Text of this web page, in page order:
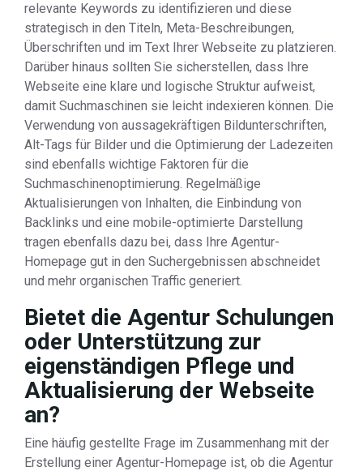
relevante Keywords zu identifizieren und diese
strategisch in den Titeln, Meta-Beschreibungen,
Überschriften und im Text Ihrer Webseite zu platzieren.
Darüber hinaus sollten Sie sicherstellen, dass Ihre
Webseite eine klare und logische Struktur aufweist,
damit Suchmaschinen sie leicht indexieren können. Die
Verwendung von aussagekräftigen Bildunterschriften,
Alt-Tags für Bilder und die Optimierung der Ladezeiten
sind ebenfalls wichtige Faktoren für die
Suchmaschinenoptimierung. Regelmäßige
Aktualisierungen von Inhalten, die Einbindung von
Backlinks und eine mobile-optimierte Darstellung
tragen ebenfalls dazu bei, dass Ihre Agentur-
Homepage gut in den Suchergebnissen abschneidet
und mehr organischen Traffic generiert.
Bietet die Agentur Schulungen
oder Unterstützung zur
eigenständigen Pflege und
Aktualisierung der Webseite
an?
Eine häufig gestellte Frage im Zusammenhang mit der
Erstellung einer Agentur-Homepage ist, ob die Agentur